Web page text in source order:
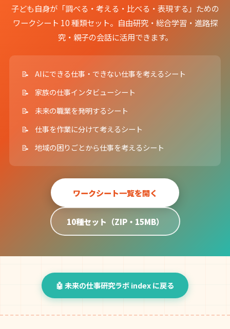
子ども自身が「調べる・考える・比べる・表現する」ための
ワークシート 10 種類セット。自由研究・総合学習・進路探
究・親子の会話に活用できます。
AIにできる仕事・できない仕事を考えるシート
家族の仕事インタビューシート
未来の職業を発明するシート
仕事を作業に分けて考えるシート
地域の困りごとから仕事を考えるシート
ワークシート一覧を開く
10種セット（ZIP・15MB）
🤖 未来の仕事研究ラボ index に戻る